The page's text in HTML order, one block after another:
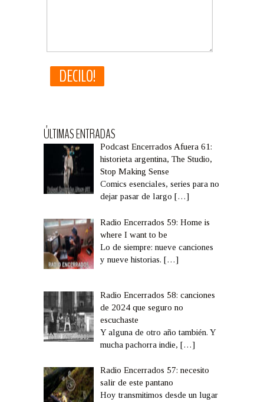
ÚLTIMAS ENTRADAS
Podcast Encerrados Afuera 61:
historieta argentina, The Studio,
Stop Making Sense
Comics esenciales, series para no
dejar pasar de largo[…]
Radio Encerrados 59: Home is
where I want to be
Lo de siempre: nueve canciones
y nueve historias.[…]
Radio Encerrados 58: canciones
de 2024 que seguro no
escuchaste
Y alguna de otro año también. Y
mucha pachorra indie,[…]
Radio Encerrados 57: necesito
salir de este pantano
Hoy transmitimos desde un lugar